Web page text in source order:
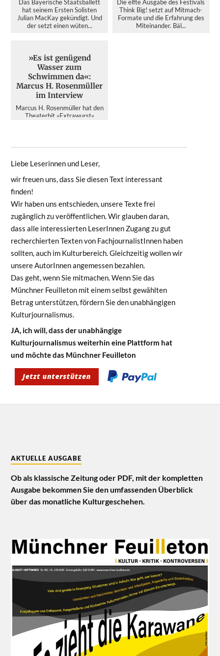
Das Bayerische Staatsballett
hat seinem Ersten Solisten
Julian MacKay gekündigt. Und
der setzt einen wüten...
Die elfte Ausgabe des Festivals
Think Big! setzt auf Mitmach-
Formate und die Erfahrung des
Miteinander. Bäl...
»Es ist genügend
Wasser zum
Schwimmen da«:
Marcus H. Rosenmüller
im Interview
Marcus H. Rosenmüller hat den
Theaterhit »Extrawurst«
Liebe Leserinnen und Leser,
wir freuen uns, dass Sie diesen Text interessant
finden!
Wir haben uns entschieden, unsere Texte frei
zugänglich zu veröffentlichen. Wir glauben daran,
dass alle interessierten LeserInnen Zugang zu gut
recherchierten Texten von FachjournalistInnen haben
sollten, auch im Kulturbereich. Gleichzeitig wollen wir
unsere AutorInnen angemessen bezahlen.
Das geht, wenn Sie mitmachen. Wenn Sie das
Münchner Feuilleton mit einem selbst gewählten
Betrag unterstützen, fördern Sie den unabhängigen
Kulturjournalismus.
JA, ich will, dass der unabhängige
Kulturjournalismus weiterhin eine Plattform hat
und möchte das Münchner Feuilleton
AKTUELLE AUSGABE
Ob als klassische Zeitung oder PDF, mit der kompletten
Ausgabe bekommen Sie den umfassenden Überblick
über das monatliche Kulturgeschehen.